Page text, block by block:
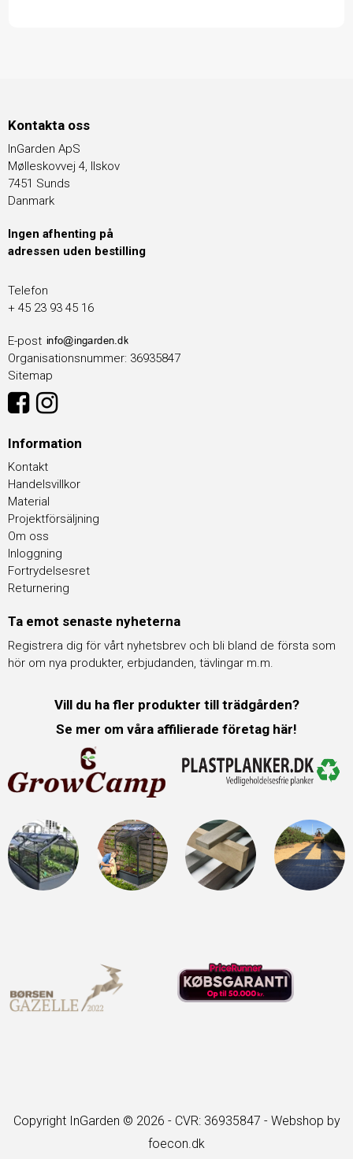
Kontakta oss
InGarden ApS
Mølleskovvej 4, Ilskov
7451 Sunds
Danmark
Ingen afhenting på
adressen uden bestilling
Telefon
+ 45 23 93 45 16
E-post
Organisationsnummer: 36935847
Sitemap
Information
Kontakt
Handelsvillkor
Material
Projektförsäljning
Om oss
Inloggning
Fortrydelsesret
Returnering
Ta emot senaste nyheterna
Registrera dig för vårt nyhetsbrev och bli bland de första som
hör om nya produkter, erbjudanden, tävlingar m.m.
Vill du ha fler produkter till trädgården?
Se mer om våra affilierade företag här!
Copyright InGarden © 2026 - CVR: 36935847 - Webshop by
foecon.dk